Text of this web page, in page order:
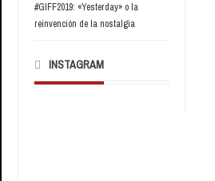
#GIFF2019: «Yesterday» o la
reinvención de la nostalgia
INSTAGRAM